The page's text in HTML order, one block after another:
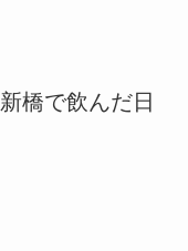
橋で飲んだ日